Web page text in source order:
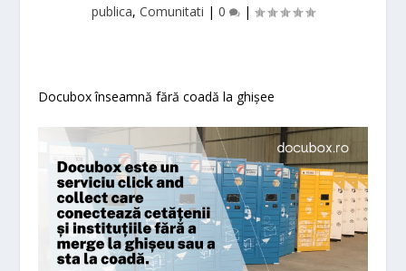
publica, Comunitati | 0 |
Docubox înseamnă fără coadă la ghișee